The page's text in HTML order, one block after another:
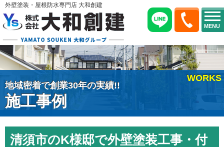
MENU
外壁塗装・屋根防水専門店 大和創建
地域密着で創業30年の実績!!
施工事例
WORKS
清須市のK様邸で外壁塗装工事・付